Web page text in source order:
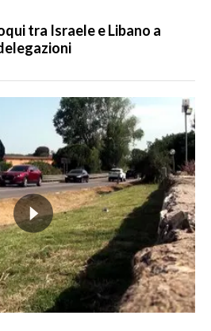
tra Israele e Libano a